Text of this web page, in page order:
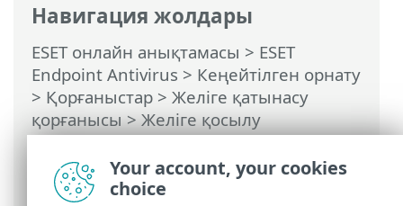
Навигация жолдары
ESET онлайн анықтамасы > ESET
Endpoint Antivirus > Кеңейтілген орнату
> Қорғаныстар > Желіге қатынасу
қорғанысы>Желіге қосылу
профильдері>Желіге қосылу
профильдерін қосу немесе өңдеу>
Белсендіргіштер
Your account, your cookies
choice